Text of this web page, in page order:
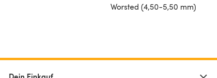
Worsted (4,50-5,50 mm)